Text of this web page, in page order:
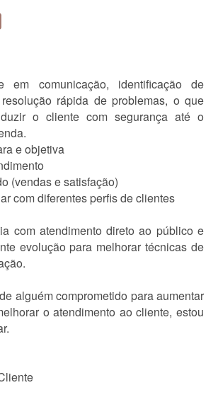
em comunicação, identificação de
rápida de problemas, o que
o cliente com segurança até o
e objetiva
(vendas e satisfação)
com diferentes perfis de clientes
com atendimento direto ao público e
evolução para melhorar técnicas de
alguém comprometido para aumentar
o atendimento ao cliente, estou